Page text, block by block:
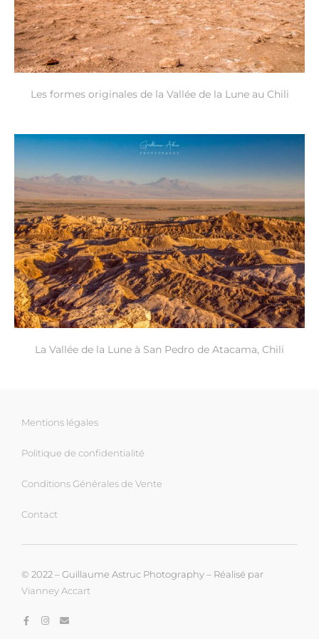
Les formes originales de la Vallée de la Lune au Chili
La Vallée de la Lune à San Pedro de Atacama, Chili
Mentions légales
Politique de confidentialité
Conditions Générales de Vente
Contact
© 2022 – Guillaume Astruc Photography – Réalisé par
Vianney Accart